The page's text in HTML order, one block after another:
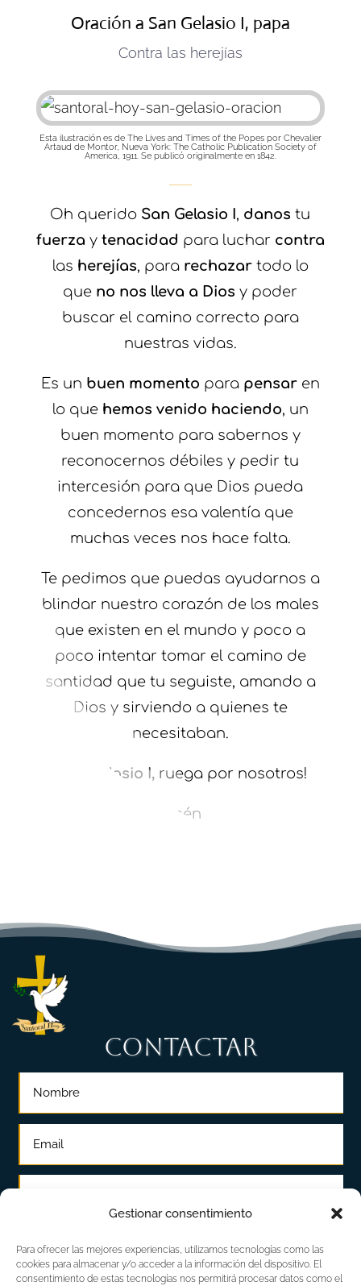
Gestionar consentimiento
Para ofrecer las mejores experiencias, utilizamos tecnologías como las
cookies para almacenar y/o acceder a la información del dispositivo. El
consentimiento de estas tecnologías nos permitirá procesar datos como el
Oración a San Gelasio I, papa
Contra las herejías
Esta ilustración es de The Lives and Times of the Popes por Chevalier
Artaud de Montor, Nueva York: The Catholic Publication Society of
America, 1911. Se publicó originalmente en 1842.
Oh querido San Gelasio I, danos tu
fuerza y tenacidad para luchar contra
las herejías, para rechazartodo lo
que no nos lleva a Dios y poder
buscar el camino correcto para
nuestras vidas.
Es un buen momento para pensaren
lo que hemos venido haciendo, un
buen momento para sabernos y
reconocernos débiles y pedir tu
intercesión para que Dios pueda
concedernos esa valentía que
muchas veces nos hace falta.
Te pedimos que puedas ayudarnos a
blindar nuestro corazón de los males
que existen en el mundo y poco a
poco intentar tomar el camino de
santidad que tu seguiste, amando a
Dios y sirviendo a quienes te
necesitaban.
San Gelasio I, ruega por nosotros!
Amén
CONTACTAR